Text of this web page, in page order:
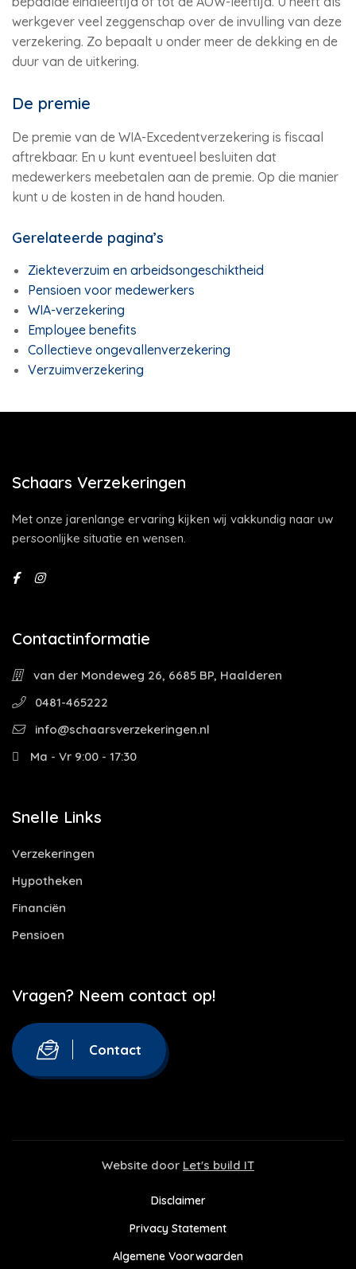
werkgever veel zeggenschap over de invulling van deze
verzekering. Zo bepaalt u onder meer de dekking en de
duur van de uitkering.
De premie
De premie van de WIA-Excedentverzekering is fiscaal
aftrekbaar. En u kunt eventueel besluiten dat
medewerkers meebetalen aan de premie. Op die manier
kunt u de kosten in de hand houden.
Gerelateerde pagina’s
Ziekteverzuim en arbeidsongeschiktheid
Pensioen voor medewerkers
WIA-verzekering
Employee benefits
Collectieve ongevallenverzekering
Verzuimverzekering
Schaars Verzekeringen
Met onze jarenlange ervaring kijken wij vakkundig naar uw
persoonlijke situatie en wensen.
Contactinformatie
van der Mondeweg 26, 6685 BP, Haalderen
0481-465222
info@schaarsverzekeringen.nl
Ma - Vr 9:00 - 17:30
Snelle Links
Verzekeringen
Hypotheken
Financiën
Pensioen
Vragen? Neem contact op!
Contact
Website door Let's build IT
Disclaimer
Privacy Statement
Algemene Voorwaarden